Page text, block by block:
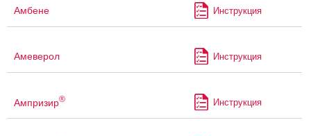
Амбене Инструкция
Амеверол Инструкция
Ампризир® Инструкция